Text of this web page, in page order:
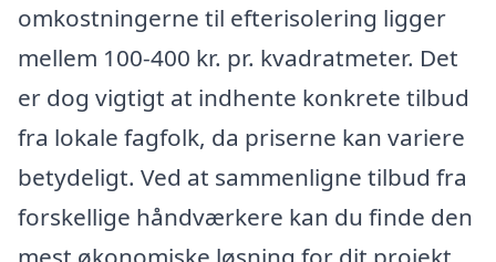
omkostningerne til efterisolering ligger
mellem 100-400 kr. pr. kvadratmeter. Det
er dog vigtigt at indhente konkrete tilbud
fra lokale fagfolk, da priserne kan variere
betydeligt. Ved at sammenligne tilbud fra
forskellige håndværkere kan du finde den